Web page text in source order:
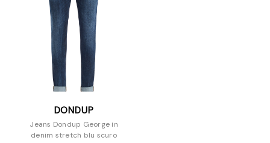
DONDUP
Jeans Dondup George in
denim stretch blu scuro